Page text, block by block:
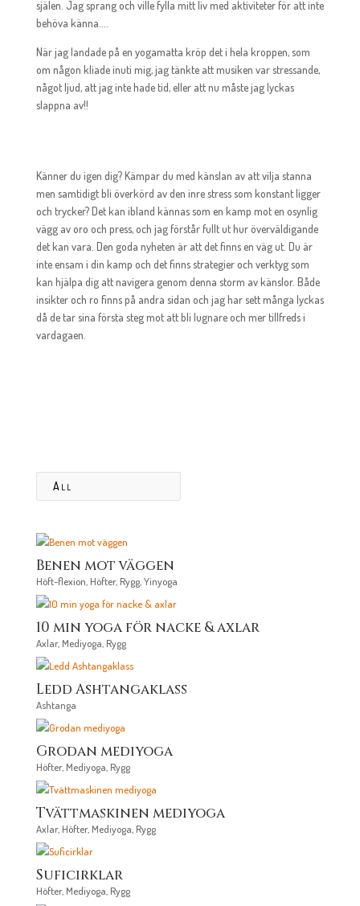
själen. Jag sprang och ville fylla mitt liv med aktiviteter för att inte
behöva känna....
När jag landade på en yogamatta kröp det i hela kroppen, som
om någon kliade inuti mig, jag tänkte att musiken var stressande,
något ljud, att jag inte hade tid, eller att nu måste jag lyckas
slappna av!!
Känner du igen dig? Kämpar du med känslan av att vilja stanna
men samtidigt bli överkörd av den inre stress som konstant ligger
och trycker? Det kan ibland kännas som en kamp mot en osynlig
vägg av oro och press, och jag förstår fullt ut hur överväldigande
det kan vara. Den goda nyheten är att det finns en väg ut. Du är
inte ensam i din kamp och det finns strategier och verktyg som
kan hjälpa dig att navigera genom denna storm av känslor. Både
insikter och ro finns på andra sidan och jag har sett många lyckas
då de tar sina första steg mot att bli lugnare och mer tillfreds i
vardagaen.
All
Benen mot väggen
Höft-flexion Höfter, Rygg, Yinyoga
10 min yoga för nacke & axlar
Axlar, Mediyoga Rygg
Ledd Ashtangaklass
Ashtanga
Grodan mediyoga
Höfter, Mediyoga Rygg
Tvättmaskinen mediyoga
Axlar, Höfter, Mediyoga Rygg
Suficirklar
Höfter, Mediyoga Rygg